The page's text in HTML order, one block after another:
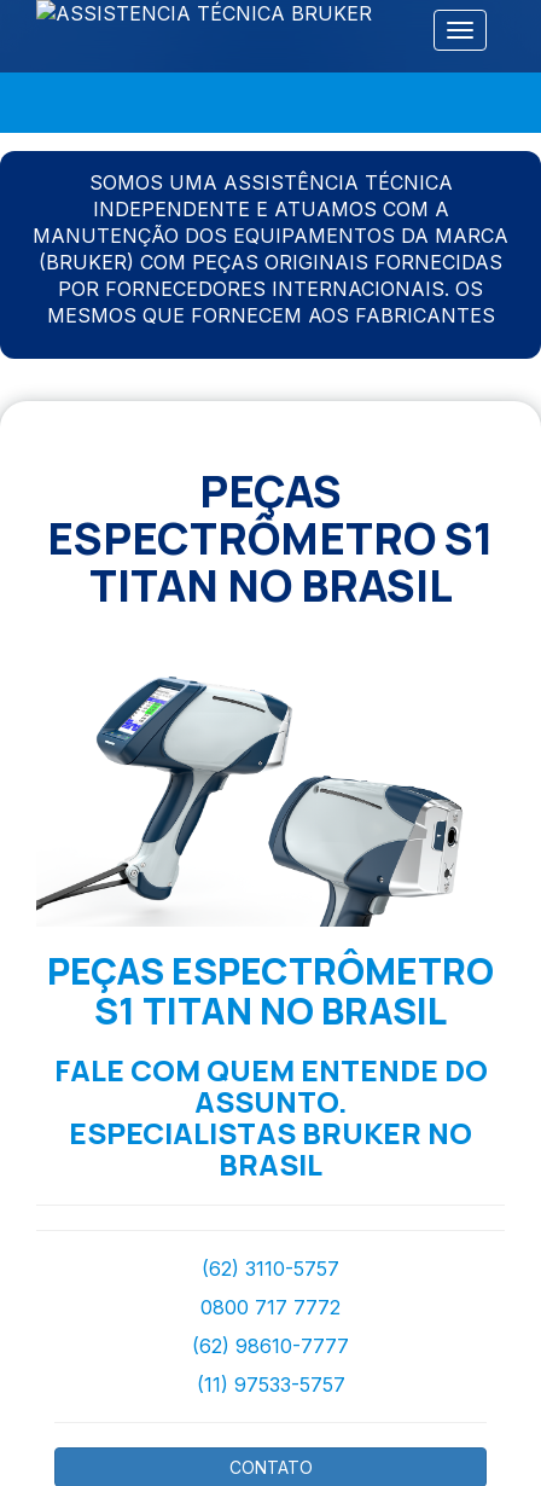
Alternar
SOMOS UMA ASSISTÊNCIA TÉCNICA
INDEPENDENTE E ATUAMOS COM A
MANUTENÇÃO DOS EQUIPAMENTOS DA MARCA
(BRUKER) COM PEÇAS ORIGINAIS FORNECIDAS
POR FORNECEDORES INTERNACIONAIS. OS
MESMOS QUE FORNECEM AOS FABRICANTES
PEÇAS
ESPECTRÔMETRO S1
TITAN NO BRASIL
PEÇAS ESPECTRÔMETRO
S1 TITAN NO BRASIL
FALE COM QUEM ENTENDE DO
ASSUNTO.
ESPECIALISTAS BRUKER NO
BRASIL
(62) 3110-5757
0800 717 7772
(62) 98610-7777
(11) 97533-5757
CONTATO